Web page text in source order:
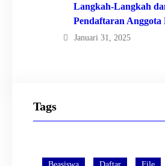
Langkah-Langkah
Pendaftaran Anggota
Januari 31, 2025
Tags